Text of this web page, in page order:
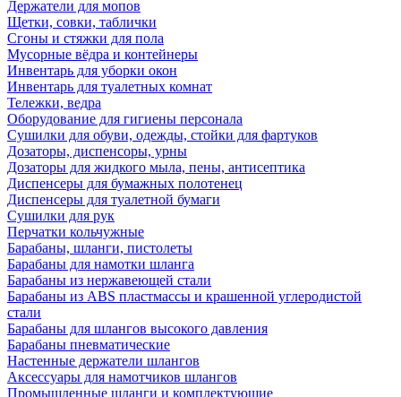
Держатели для мопов
Щетки, совки, таблички
Сгоны и стяжки для пола
Мусорные вёдра и контейнеры
Инвентарь для уборки окон
Инвентарь для туалетных комнат
Тележки, ведра
Оборудование для гигиены персонала
Сушилки для обуви, одежды, стойки для фартуков
Дозаторы, диспенсоры, урны
Дозаторы для жидкого мыла, пены, антисептика
Диспенсеры для бумажных полотенец
Диспенсеры для туалетной бумаги
Сушилки для рук
Перчатки кольчужные
Барабаны, шланги, пистолеты
Барабаны для намотки шланга
Барабаны из нержавеющей стали
Барабаны из ABS пластмассы и крашенной углеродистой
стали
Барабаны для шлангов высокого давления
Барабаны пневматические
Настенные держатели шлангов
Аксессуары для намотчиков шлангов
Промышленные шланги и комплектующие